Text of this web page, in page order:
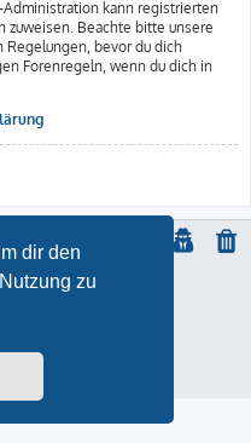
dir den
zu
kann registrierten
zuweisen. Beachte bitte unsere
Regelungen, bevor du dich
Forenregeln, wenn du dich in
| ALL RIGHTS RESERVED